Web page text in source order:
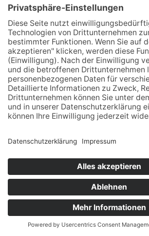
Firmenname: Naturhof Otto
Hofladen und Café
Adresse: Datzow 14,18574
Zur Webseite